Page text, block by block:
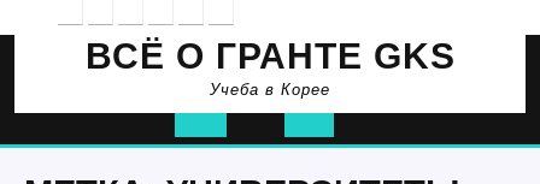
к
содержимомуВСЁ О ГРАНТЕ GKS
Учеба в Корее
Открыть